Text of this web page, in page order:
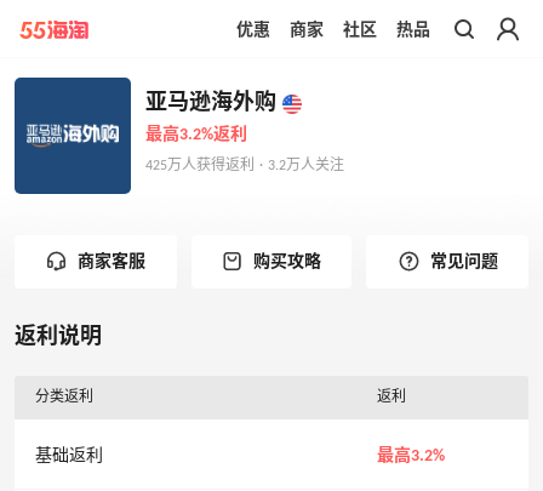
带你去官网买正品
优惠 商家 社区 热品
亚马逊海外购
最高3.2%返利
425万人获得返利 · 3.2万人关注
商家客服 购买攻略 常见问题
返利说明
分类返利 返利
基础返利 最高3.2%